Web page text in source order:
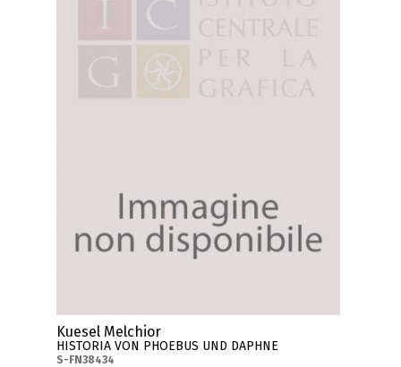
Kuesel Melchior
HISTORIA VON PHOEBUS UND DAPHNE
S-FN38434